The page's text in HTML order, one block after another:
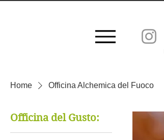
Home Officina Alchemica del Fuoco
Officina del Gusto: